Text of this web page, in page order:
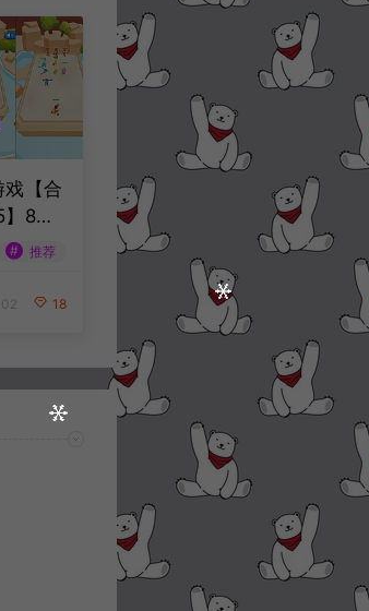
【合
8月
手工
易安
# 推荐
18